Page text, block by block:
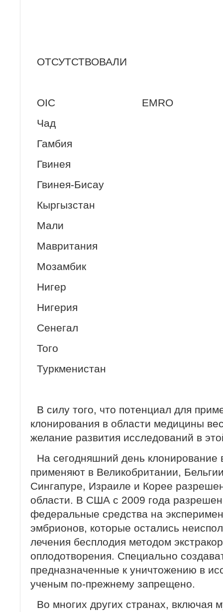
ОТСУТСТВОВАЛИ
OIC EMRO
Чад
Гамбия
Гвинея
Гвинея-Бисау
Кыргызстан
Мали
Мавритания
Мозамбик
Нигер
Нигерия
Сенегал
Того
Туркменистан
В силу того, что потенциал для
клонирования в области медицины
желание развития исследований в
На сегодняшний день клонирование
применяют в Великобритании,
Сингапуре, Израиле и Корее
области. В США с 2009 года
федеральные средства на
эмбрионов, которые остались
лечения беспло­дия методом
оплодотворения. Специаль­но
предназначенные к уничтожению в
ученым по-прежнему запрещено.
Во многих других странах, включая